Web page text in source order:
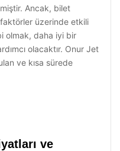
Ancak, bilet
üzerinde etkili
olmak, daha iyi bir
olacaktır. Onur Jet
ve kısa sürede
ve